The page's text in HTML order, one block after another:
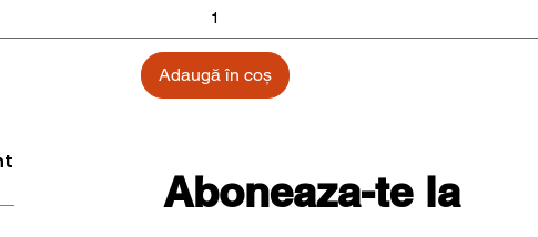
Adaugă în coș
Aboneaza-te la